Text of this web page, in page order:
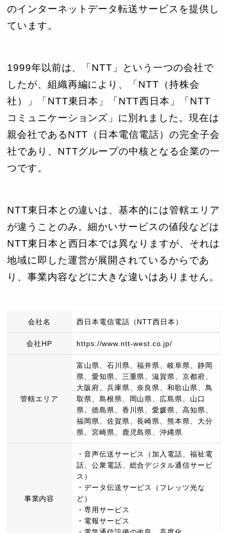
のインターネットデータ転送サービスを提供し
ています。
1999年以前は、「NTT」という一つの会社で
したが、組織再編により、「NTT（持株会
社）」「NTT東日本」「NTT西日本」「NTT
コミュニケーションズ」に別れました。現在は
親会社であるNTT（日本電信電話）の完全子会
社であり、NTTグループの中核となる企業の一
つです。
NTT東日本との違いは、基本的には管轄エリア
が違うことのみ。細かいサービスの値段などは
NTT東日本と西日本では異なりますが、それは
地域に即した運営が展開されているからであ
り、事業内容などに大きな違いはありません。
会社名 西日本電信電話（NTT西日本）
会社HP https://www.ntt-west.co.jp/
管轄エリア
富山県、石川県、福井県、岐阜県、静岡
県、愛知県、三重県、滋賀県、京都府、
大阪府、兵庫県、奈良県、和歌山県、鳥
取県、島根県、岡山県、広島県、山口
県、徳島県、香川県、愛媛県、高知県、
福岡県、佐賀県、長崎県、熊本県、大分
県、宮崎県、鹿児島県、沖縄県
事業内容
・音声伝送サービス（加入電話、福祉電
話、公衆電話、総合デジタル通信サービ
ス）
・データ伝送サービス（フレッツ光な
ど）
・専用サービス
・電報サービス